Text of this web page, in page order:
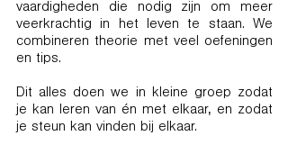
vaardigheden die nodig zijn om meer
veerkrachtig in het leven te staan. We
combineren theorie met veel oefeningen
en tips.
Dit alles doen we in kleine groep zodat
je kan leren van én met elkaar, en zodat
je steun kan vinden bij elkaar.